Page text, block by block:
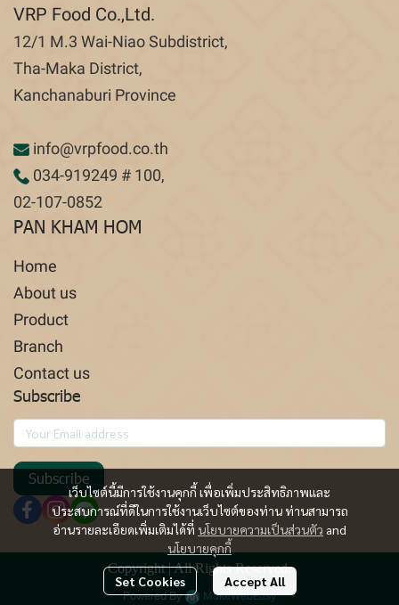
เว็บไซต์นี้มีการใช้งานคุกกี้ เพื่อเพิ่มประสิทธิภาพและ
ประสบการณ์ที่ดีในการใช้งานเว็บไซต์ของท่าน ท่านสามารถ
อ่านรายละเอียดเพิ่มเติมได้ที่ นโยบายความเป็นส่วนตัว and
นโยบายคุกกี้
Set Cookies Accept All
VRP Food Co.,Ltd.
12/1 M.3 Wai-Niao Subdistrict,
Tha-Maka District,
Kanchanaburi Province
info@vrpfood.co.th
034-919249 # 100,
02-107-0852
PAN KHAM HOM
Home
About us
Product
Branch
Contact us
Subscribe
Subscribe
Copyright | All Rights Reserved.
Powered By MakeWebEasy